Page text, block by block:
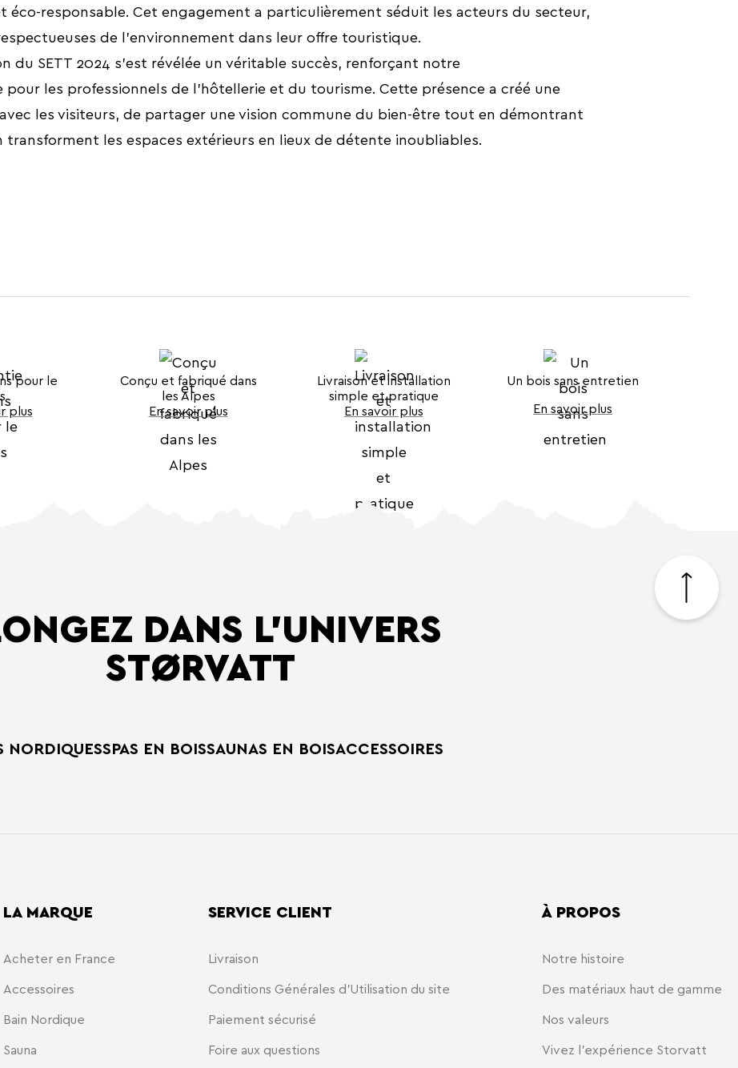
éco-responsable. Cet engagement a particulièrement séduit les acteurs du secteur,
de l’environnement dans leur offre touristique.
du SETT 2024 s'est révélée un véritable succès, renforçant notre
les professionnels de l'hôtellerie et du tourisme. Cette présence a créé une
les visiteurs, de partager une vision commune du bien-être tout en démontrant
les espaces extérieurs en lieux de détente inoubliables.
pour le
plus
Conçu et fabriqué dans
les Alpes
En savoir plus
Livraison et installation
simple et pratique
En savoir plus
Un bois sans entretien
En savoir plus
DANS L’UNIVERS
STØRVATT
NORDIQUESSPAS EN BOISSAUNAS EN BOISACCESSOIRES
haut
LA MARQUE
Acheter en France
Accessoires
Bain Nordique
Sauna
SERVICE CLIENT
Livraison
Conditions Générales d'Utilisation du site
Paiement sécurisé
Foire aux questions
À PROPOS
Notre histoire
Des matériaux haut de gamme
Nos valeurs
Vivez l'expérience Storvatt